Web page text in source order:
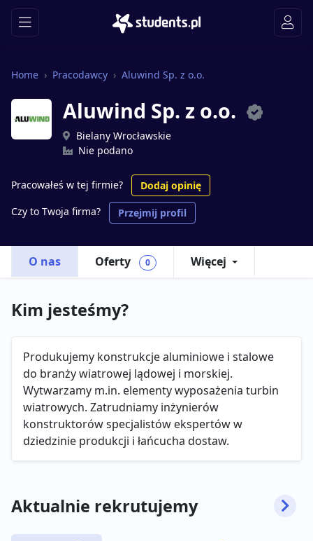
Home Pracodawcy Aluwind Sp. z o.o.
Aluwind Sp. z o.o.
Bielany Wrocławskie
Nie podano
Pracowałeś w tej firmie?
Dodaj opinię
Czy to Twoja firma?
Przejmij profil
O nas Oferty 0 Więcej
Kim jesteśmy?
Produkujemy konstrukcje aluminiowe i stalowe
do branży wiatrowej lądowej i morskiej.
Wytwarzamy m.in. elementy wyposażenia turbin
wiatrowych. Zatrudniamy inżynierów
konstruktorów specjalistów ekspertów w
dziedzinie produkcji i łańcucha dostaw.
Aktualnie rekrutujemy